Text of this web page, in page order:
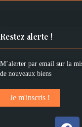
Restez alerte !
M’alerter par email sur la
de nouveaux biens
Je m'inscris !
F